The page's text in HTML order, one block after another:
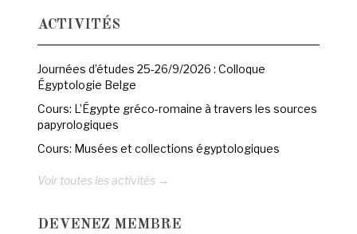
ACTIVITÉS
Journées d’études 25-26/9/2026 : Colloque
Égyptologie Belge
Cours: L’Égypte gréco-romaine à travers les sources
papyrologiques
Cours: Musées et collections égyptologiques
Voir toutes les activités →
DEVENEZ MEMBRE